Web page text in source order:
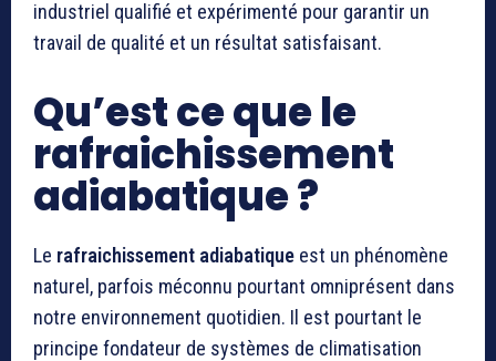
industriel qualifié et expérimenté pour garantir un
travail de qualité et un résultat satisfaisant.
Qu’est ce que le
rafraichissement
adiabatique ?
Le rafraichissement adiabatique est un phénomène
naturel, parfois méconnu pourtant omniprésent dans
notre environnement quotidien. Il est pourtant le
principe fondateur de systèmes de climatisation